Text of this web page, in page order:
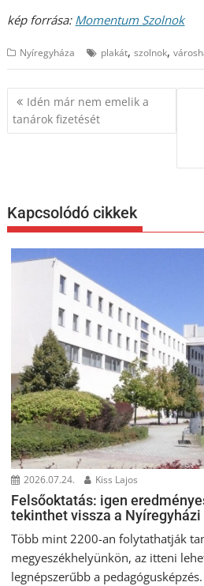
kép forrása: Momentum Szolnok
Nyíregyháza plakát,szolnok,
Bejegyzés
navigáció
Idén már nem emelik a
tanárok fizetését
Kapcsolódó cikkek
2026.07.24. Kiss Lajos
Felsőoktatás: igen
tekinthet vissza a Nyíregyházi
Több mint 2200-an folytathatják
megyeszékhelyünkön, az itteni
legnépszerűbb a